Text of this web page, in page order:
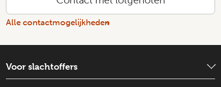
Alle contactmogelijkheden
Voor slachtoffers